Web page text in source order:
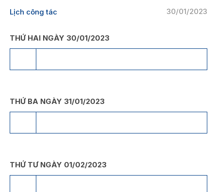
30/01/2023
Lịch công tác
THỨ HAI NGÀY 30/01/2023
THỨ BA NGÀY 31/01/2023
THỨ TƯ NGÀY 01/02/2023